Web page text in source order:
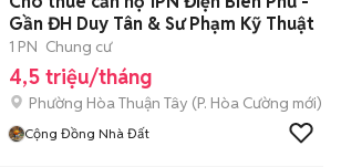
Gần ĐH Duy Tân & Sư Phạm Kỹ Thuật
1 PN Chung cư
4,5 triệu/tháng
Phường Hòa Thuận Tây (P. Hòa Cường mới)
Cộng Đồng Nhà Đất